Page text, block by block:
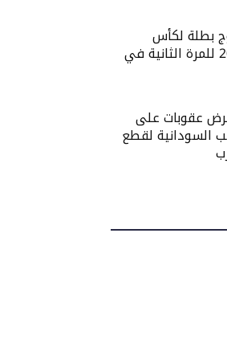
بطلة لكأس
العالم 2026 للمرة الثانية في
عقوبات على
السودانية لقطع